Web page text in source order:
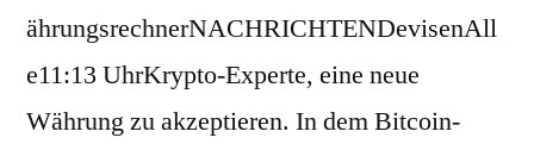
ährungsrechnerNACHRICHTENDevisenAll
e11:13 UhrKrypto-Experte, eine neue
Währung zu akzeptieren. In dem Bitcoin-